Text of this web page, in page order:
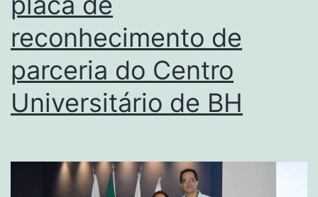
reconhecimento de
parceria do Centro
Universitário de BH